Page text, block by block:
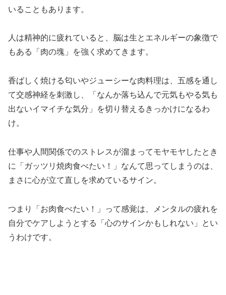
いることもあります。
人は精神的に疲れていると、脳は生とエネルギーの象徴で
もある「肉の塊」を強く求めてきます。
香ばしく焼ける匂いやジューシーな肉料理は、五感を通し
て交感神経を刺激し、「なんか落ち込んで元気もやる気も
出ないイマイチな気分」を切り替えるきっかけになるわ
け。
仕事や人間関係でのストレスが溜まってモヤモヤしたとき
に「ガッツリ焼肉食べたい！」なんて思ってしまうのは、
まさに心が立て直しを求めているサイン。
つまり「お肉食べたい！」って感覚は、メンタルの疲れを
自分でケアしようとする「心のサインかもしれない」とい
うわけです。